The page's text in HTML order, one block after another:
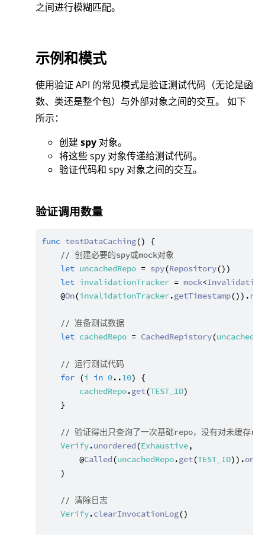
之间进行模糊匹配。
示例和模式
使用验证 API 的常见模式是验证测试代码（无论是函
数、类还是整个包）与外部对象之间的交互。 如下
所示：
创建spy 对象。
将这些 spy 对象传递给测试代码。
验证代码和 spy 对象之间的交互。
验证调用数量
func testDataCaching() {
// 创建必要的spy或mock对象
let uncachedRepo = spy(Repository())
let invalidationTracker = mock<
    @
On(invalidationTracker.getTimestamp()).
// 准备测试数据
let cachedRepo = CachedRepistory(
// 运行测试代码
for (i in 0..10) {
cachedRepo.get(TEST_ID)
    }
// 验证得出只查询了一次基础repo，没有对未缓存
Verify.unordered(Exhaustive,
        @
Called(uncachedRepo.get(TEST_ID)).once
    )
// 清除日志
Verify.clearInvocationLog()